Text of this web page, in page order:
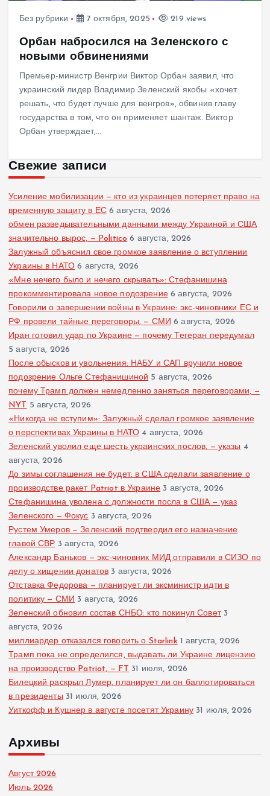
Без рубрики 7 октября, 2025 219 views
Орбан набросился на Зеленского с
новыми обвинениями
Премьер-министр Венгрии Виктор Орбан заявил, что
украинский лидер Владимир Зеленский якобы «хочет
решать, что будет лучше для венгров», обвинив главу
государства в том, что он применяет шантаж. Виктор
Орбан утверждает,…
Свежие записи
Усиление мобилизации — кто из украинцев потеряет право на
временную защиту в ЕС 6 августа, 2026
обмен разведывательными данными между Украиной и США
значительно вырос, — Politico 6 августа, 2026
Залужный объяснил свое громкое заявление о вступлении
Украины в НАТО 6 августа, 2026
«Мне нечего было и нечего скрывать»: Стефанишина
прокомментировала новое подозрение 6 августа, 2026
Говорили о завершении войны в Украине: экс-чиновники ЕС и
РФ провели тайные переговоры, — СМИ 6 августа, 2026
Иран готовил удар по Украине — почему Тегеран передумал
5 августа, 2026
После обысков и увольнения: НАБУ и САП вручили новое
подозрение Ольге Стефанишиной 5 августа, 2026
почему Трамп должен немедленно заняться переговорами, —
NYT 5 августа, 2026
«Никогда не вступим»: Залужный сделал громкое заявление
о перспективах Украины в НАТО 4 августа, 2026
Зеленский уволил еще шесть украинских послов, — указы 4
августа, 2026
До зимы соглашения не будет: в США сделали заявление о
производстве ракет Patriot в Украине 3 августа, 2026
Стефанишина уволена с должности посла в США — указ
Зеленского — Фокус 3 августа, 2026
Рустем Умеров — Зеленский подтвердил его назначение
главой СВР 3 августа, 2026
Александр Баньков — экс-чиновник МИД отправили в СИЗО по
делу о хищении донатов 3 августа, 2026
Отставка Федорова — планирует ли эксминистр идти в
политику — СМИ 3 августа, 2026
Зеленский обновил состав СНБО: кто покинул Совет 3
августа, 2026
миллиардер отказался говорить о Starlink 1 августа, 2026
Трамп пока не определился, выдавать ли Украине лицензию
на производство Patriot, — FT 31 июля, 2026
Билецкий раскрыл Лумер, планирует ли он баллотироваться
в президенты 31 июля, 2026
Уиткофф и Кушнер в августе посетят Украину 31 июля, 2026
Архивы
Август 2026
Июль 2026